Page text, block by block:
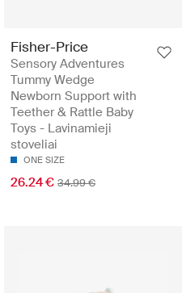
Fisher-Price
Sensory Adventures
Tummy Wedge
Newborn Support with
Teether & Rattle Baby
Toys - Lavinamieji
stoveliai
ONE SIZE
26.24 € 34.99 €